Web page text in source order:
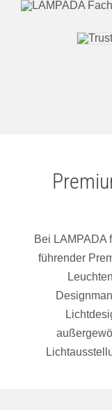
Bei LAMPADA
führender